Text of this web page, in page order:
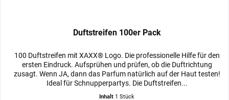
Duftstreifen 100er Pack
100 Duftstreifen mit XAXX® Logo. Die professionelle Hilfe für den
ersten Eindruck. Aufsprühen und prüfen, ob die Duftrichtung
zusagt. Wenn JA, dann das Parfum natürlich auf der Haut testen!
Ideal für Schnupperpartys. Die Duftstreifen...
Inhalt 1 Stück